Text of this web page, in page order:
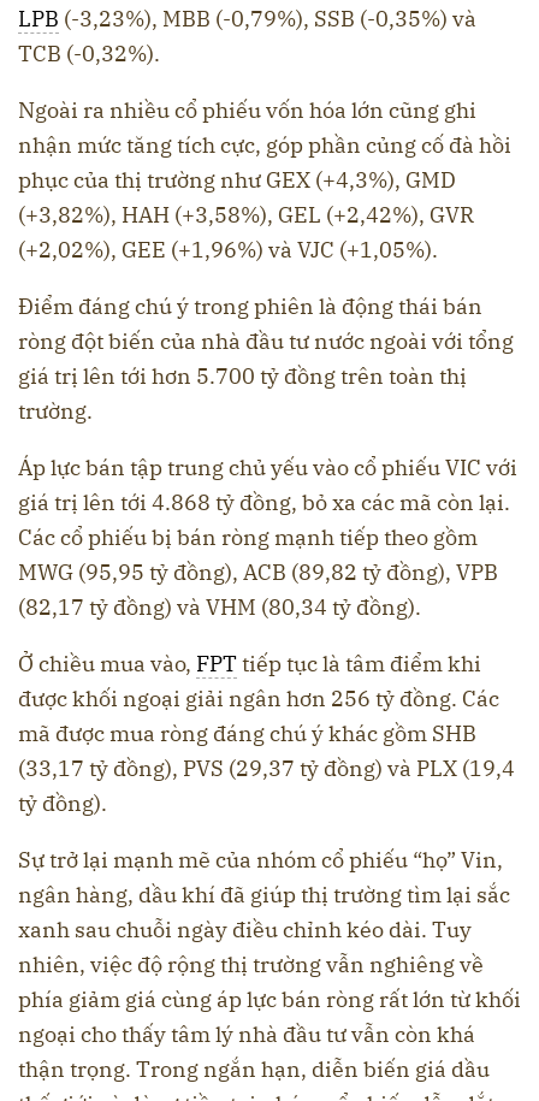
LPB (-3,23%), MBB (-0,79%), SSB (-0,35%) và
TCB (-0,32%).
Ngoài ra nhiều cổ phiếu vốn hóa lớn cũng ghi
nhận mức tăng tích cực, góp phần củng cố đà hồi
phục của thị trường như GEX (+4,3%), GMD
(+3,82%), HAH (+3,58%), GEL (+2,42%), GVR
(+2,02%), GEE (+1,96%) và VJC (+1,05%).
Điểm đáng chú ý trong phiên là động thái bán
ròng đột biến của nhà đầu tư nước ngoài với tổng
giá trị lên tới hơn 5.700 tỷ đồng trên toàn thị
trường.
Áp lực bán tập trung chủ yếu vào cổ phiếu VIC với
giá trị lên tới 4.868 tỷ đồng, bỏ xa các mã còn lại.
Các cổ phiếu bị bán ròng mạnh tiếp theo gồm
MWG (95,95 tỷ đồng), ACB (89,82 tỷ đồng), VPB
(82,17 tỷ đồng) và VHM (80,34 tỷ đồng).
Ở chiều mua vào, FPTtiếp tục là tâm điểm khi
được khối ngoại giải ngân hơn 256 tỷ đồng. Các
mã được mua ròng đáng chú ý khác gồm SHB
(33,17 tỷ đồng), PVS (29,37 tỷ đồng) và PLX (19,4
tỷ đồng).
Sự trở lại mạnh mẽ của nhóm cổ phiếu “họ” Vin,
ngân hàng, dầu khí đã giúp thị trường tìm lại sắc
xanh sau chuỗi ngày điều chỉnh kéo dài. Tuy
nhiên, việc độ rộng thị trường vẫn nghiêng về
phía giảm giá cùng áp lực bán ròng rất lớn từ khối
ngoại cho thấy tâm lý nhà đầu tư vẫn còn khá
thận trọng. Trong ngắn hạn, diễn biến giá dầu